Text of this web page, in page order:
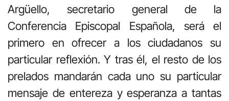
Argüello, secretario general de la
Conferencia Episcopal Española, será el
primero en ofrecer a los ciudadanos su
particular reflexión. Y tras él, el resto de los
prelados mandarán cada uno su particular
mensaje de entereza y esperanza a tantas